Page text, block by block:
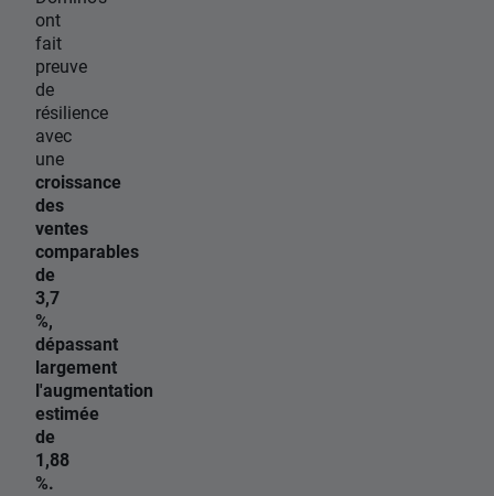
ont
fait
preuve
de
résilience
avec
une
croissance
des
ventes
comparables
de
3,7
%,
dépassant
largement
l'augmentation
estimée
de
1,88
%.